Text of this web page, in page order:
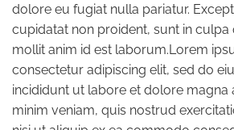
dolore eu fugiat nulla pariatur.
cupidatat non proident, sunt in culpa
mollit anim id est laborum.Lorem
consectetur adipiscing elit, sed do
incididunt ut labore et dolore magna
minim veniam, quis nostrud